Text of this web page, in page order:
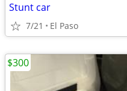
Stunt car
7/21 El Paso
$300